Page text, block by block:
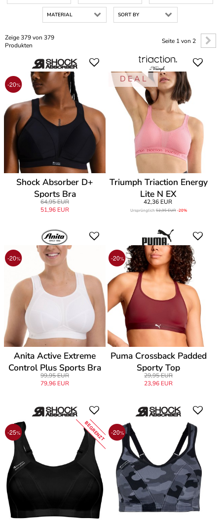
MATERIAL SORT BY
Seite 1 von 2
Zeige 379 von 379
Produkten
-20%
Shock Absorber D+
Sports Bra
64,95 EUR
51,96 EUR
D E A L
Triumph Triaction Energy
Lite N EX
42,36 EUR
Ursprünglich52,95 EUR -20%
-20%
Anita Active Extreme
Control Plus Sports Bra
99,95 EUR
79,96 EUR
-20%
Puma Crossback Padded
Sporty Top
29,95 EUR
23,96 EUR
-25% BEGRENZT -20%